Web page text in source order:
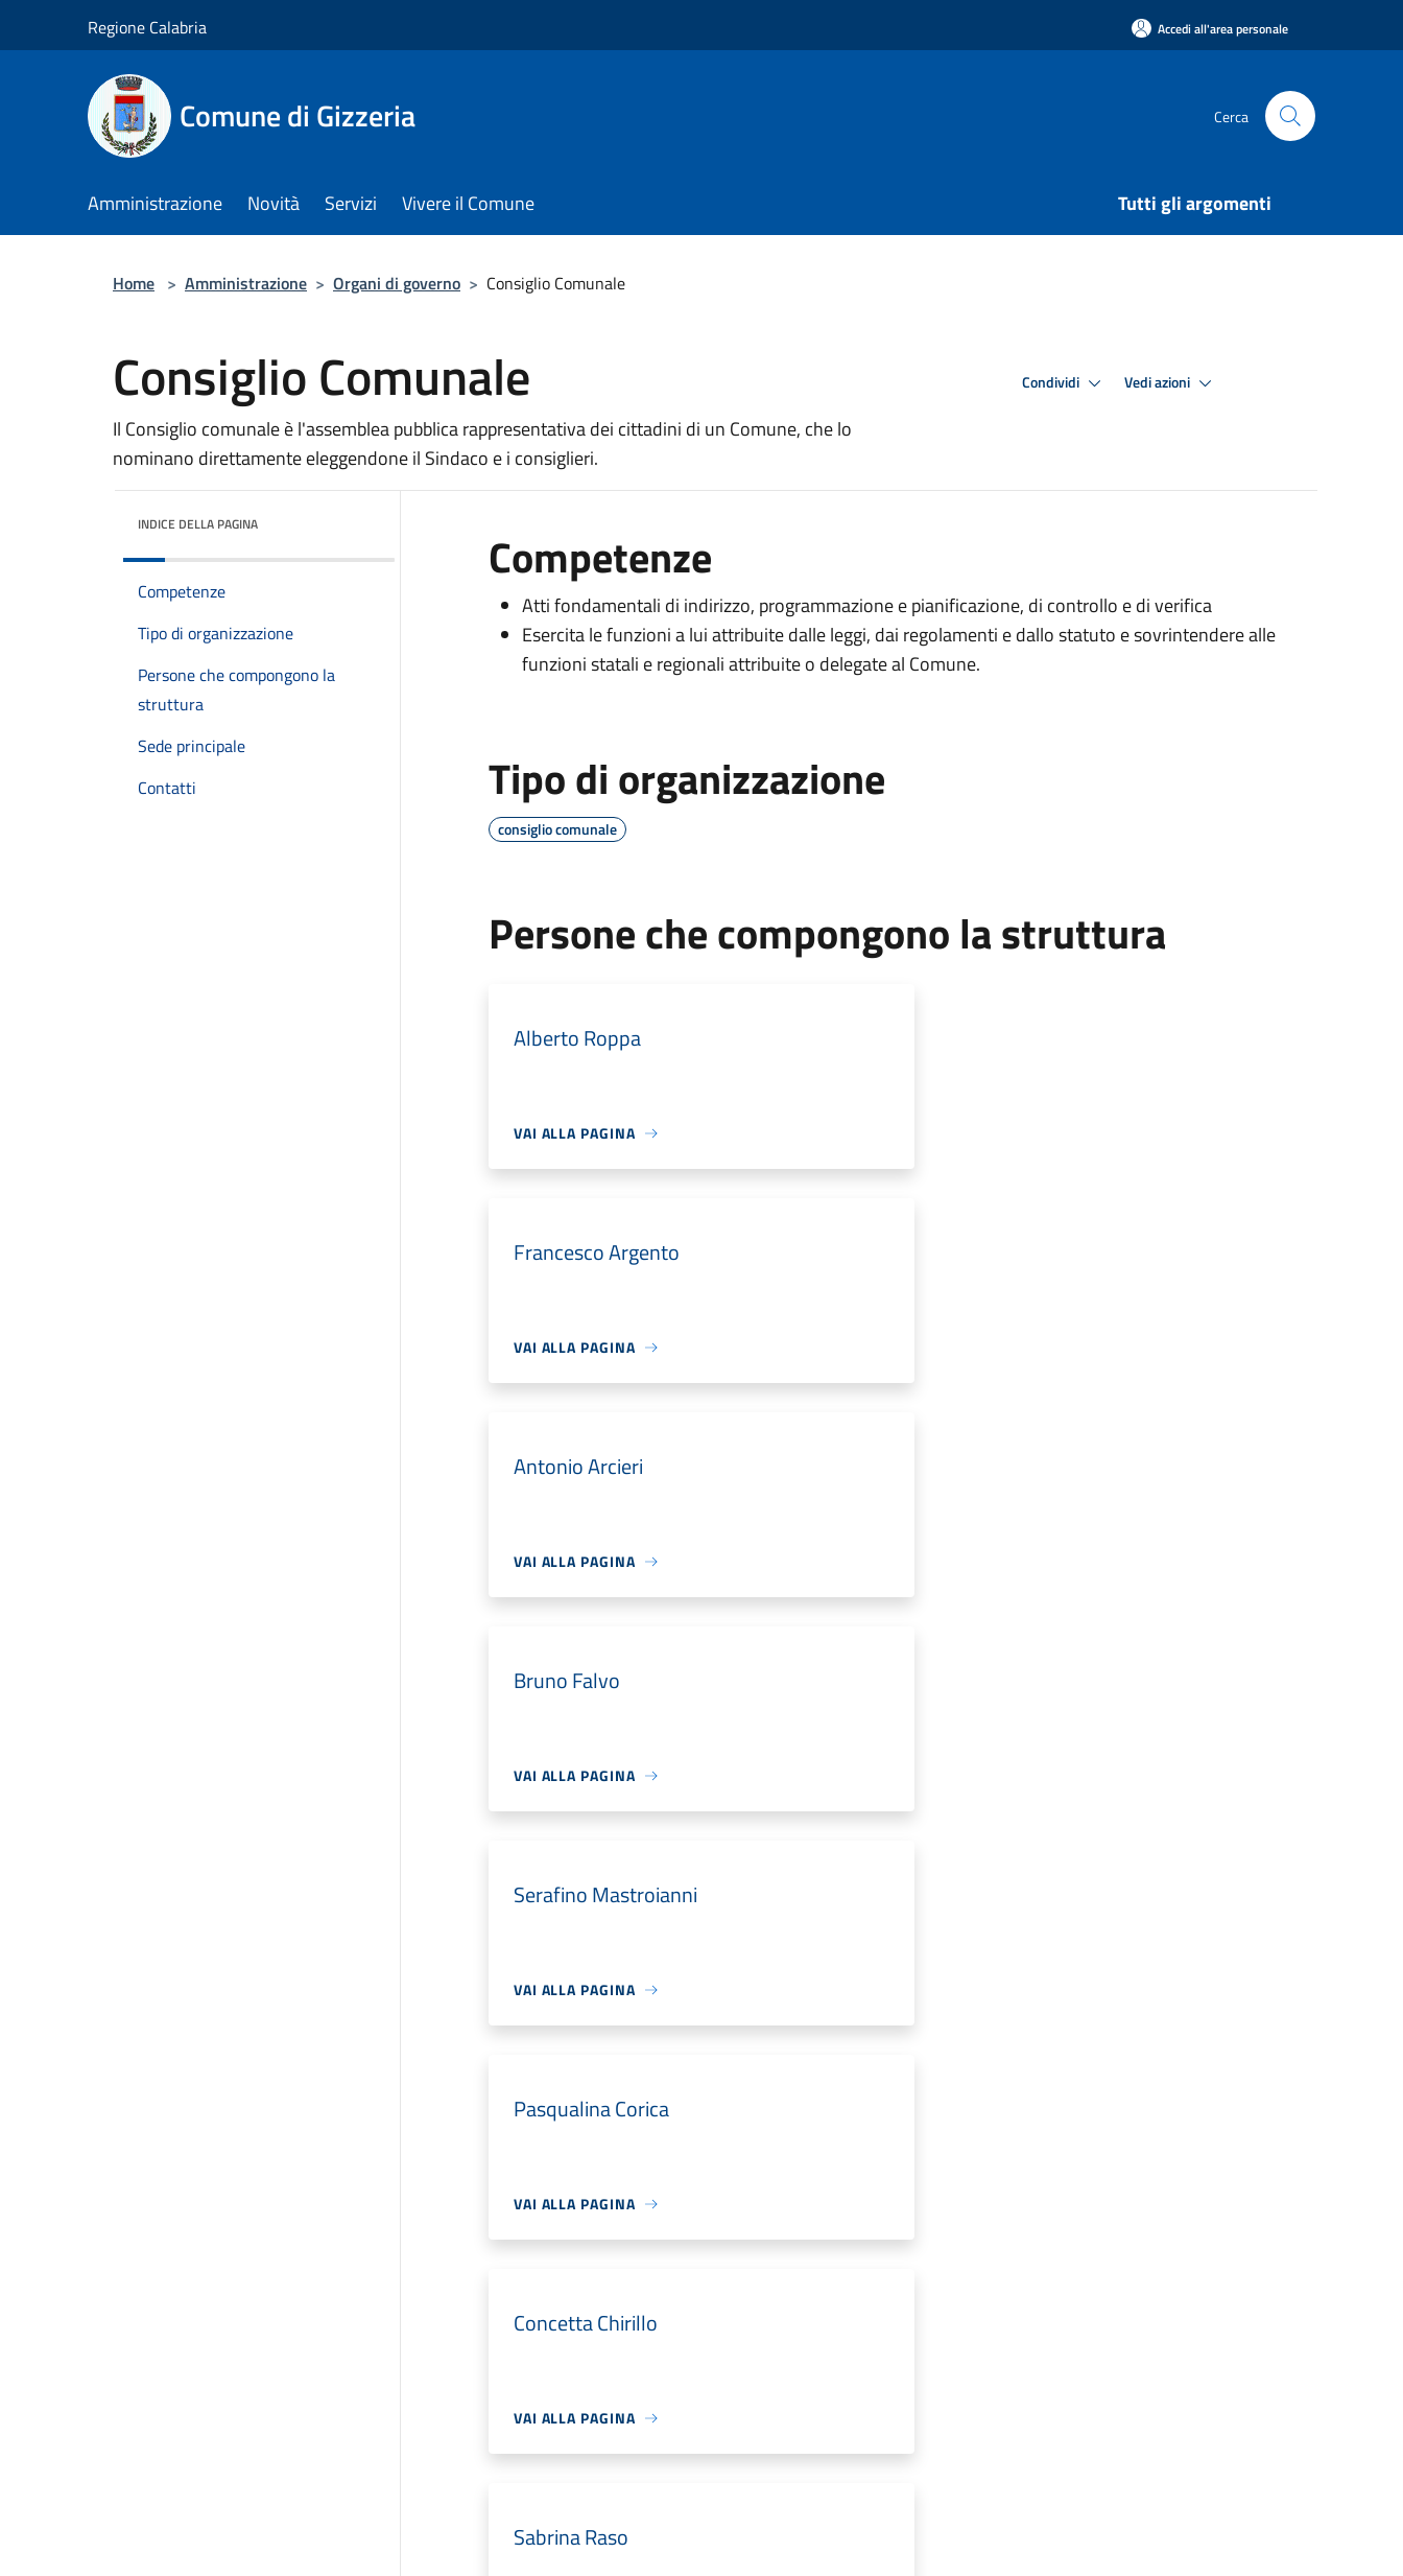
Regione Calabria Accedi all'area personale
Comune di Gizzeria Cerca
Amministrazione Novità Servizi Vivere il Comune Tutti gli argomenti
Home > Amministrazione > Organi di governo > Consiglio Comunale
Consiglio Comunale
Il Consiglio comunale è l'assemblea pubblica rappresentativa dei cittadini di un Comune, che lo
nominano direttamente eleggendone il Sindaco e i consiglieri.
Condividi Vedi azioni
INDICE DELLA PAGINA
Competenze
Tipo di organizzazione
Persone che compongono la
struttura
Sede principale
Contatti
Competenze
Atti fondamentali di indirizzo, programmazione e pianificazione, di controllo e di verifica
Esercita le funzioni a lui attribuite dalle leggi, dai regolamenti e dallo statuto e sovrintendere alle
funzioni statali e regionali attribuite o delegate al Comune.
Tipo di organizzazione
consiglio comunale
Persone che compongono la struttura
Alberto Roppa
VAI ALLA PAGINA
Francesco Argento
VAI ALLA PAGINA
Antonio Arcieri
VAI ALLA PAGINA
Bruno Falvo
VAI ALLA PAGINA
Serafino Mastroianni
VAI ALLA PAGINA
Pasqualina Corica
VAI ALLA PAGINA
Concetta Chirillo
VAI ALLA PAGINA
Sabrina Raso